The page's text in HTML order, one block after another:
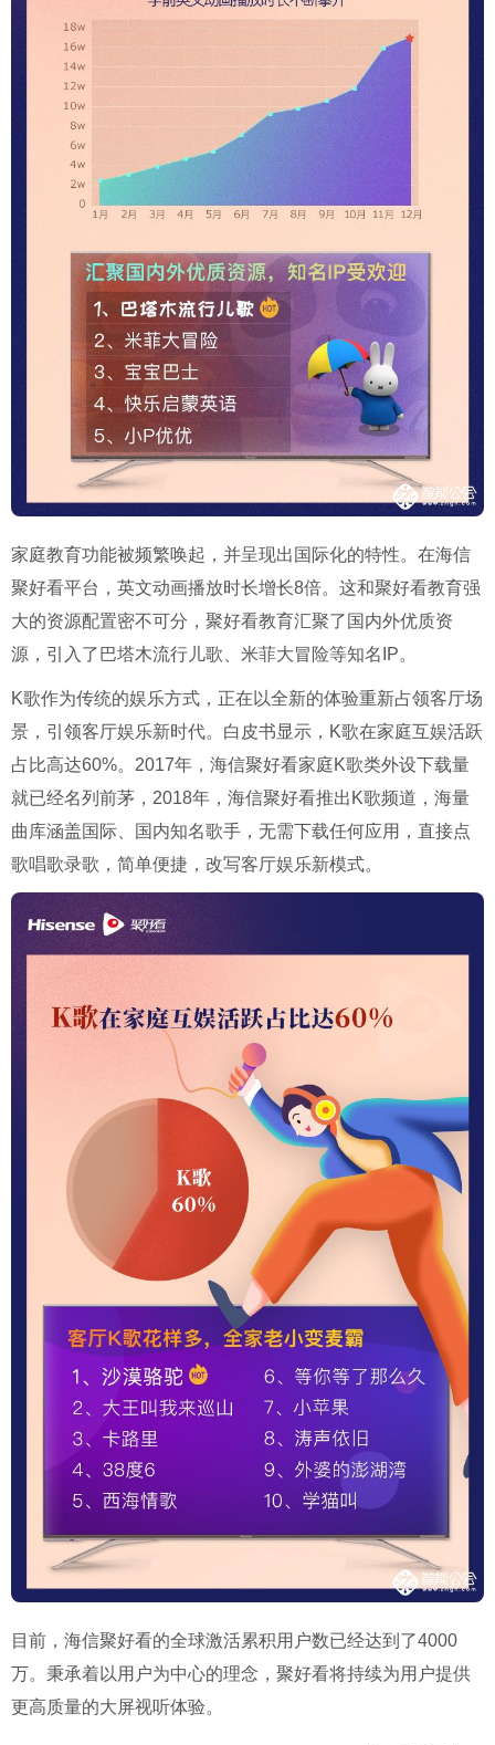
家庭教育功能被频繁唤起，并呈现出国际化的特性。在海信
聚好看平台，英文动画播放时长增长8倍。这和聚好看教育强
大的资源配置密不可分，聚好看教育汇聚了国内外优质资
源，引入了巴塔木流行儿歌、米菲大冒险等知名IP。
K歌作为传统的娱乐方式，正在以全新的体验重新占领客厅场
景，引领客厅娱乐新时代。白皮书显示，K歌在家庭互娱活跃
占比高达60%。2017年，海信聚好看家庭K歌类外设下载量
就已经名列前茅，2018年，海信聚好看推出K歌频道，海量
曲库涵盖国际、国内知名歌手，无需下载任何应用，直接点
歌唱歌录歌，简单便捷，改写客厅娱乐新模式。
目前，海信聚好看的全球激活累积用户数已经达到了4000
万。秉承着以用户为中心的理念，聚好看将持续为用户提供
更高质量的大屏视听体验。